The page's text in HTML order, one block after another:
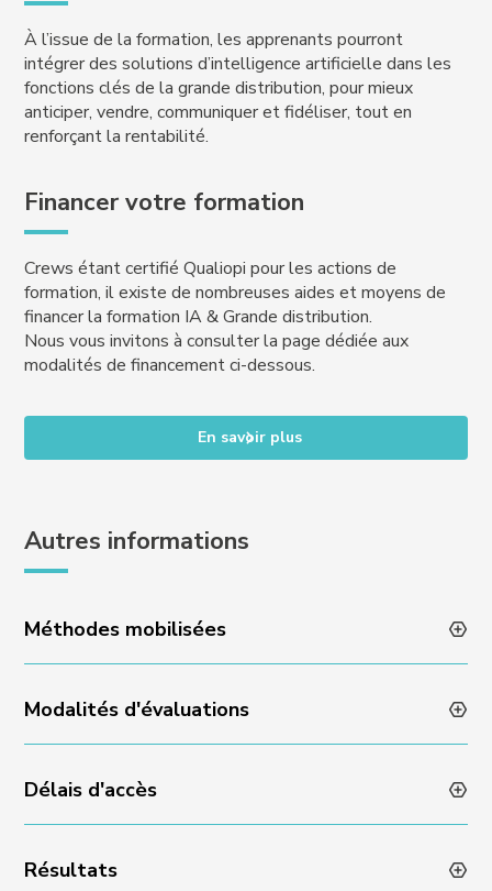
À l’issue de la formation, les apprenants pourront
intégrer des solutions d’intelligence artificielle dans les
fonctions clés de la grande distribution, pour mieux
anticiper, vendre, communiquer et fidéliser, tout en
renforçant la rentabilité.
Financer votre formation
Crews étant certifié Qualiopi pour les actions de
formation, il existe de nombreuses aides et moyens de
financer la formation IA & Grande distribution.
Nous vous invitons à consulter la page dédiée aux
modalités de financement ci-dessous.
En savoir plus
Autres informations
Méthodes mobilisées
Animation des formations par des professionnels en
activité
Modalités d'évaluations
Évaluation des acquis en fin de formation via un quizz
ou un rendu de projet
Délais d'accès
Admissibilité sur dossier et échange avec l’équipe
Résultats